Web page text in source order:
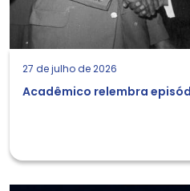
27 de julho de 2026
Acadêmico relembra